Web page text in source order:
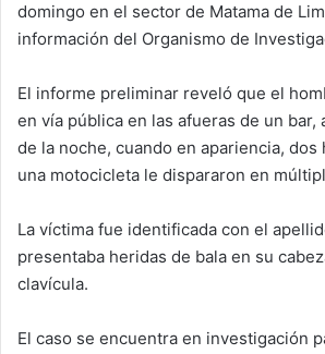
domingo en el sector de Matama de
información del Organismo de
El informe preliminar reveló que el
en vía pública en las afueras de un bar,
de la noche, cuando en apariencia, dos
una motocicleta le dispararon en
La víctima fue identificada con el
presentaba heridas de bala en su
clavícula.
El caso se encuentra en investigación